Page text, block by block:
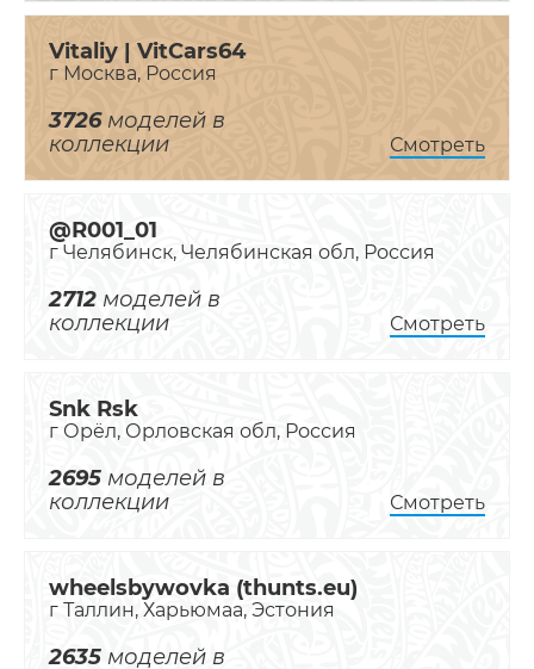
Vitaliy | VitCars64
г Москва, Россия
3726моделей в
коллекции
Смотреть
@R001_01
г Челябинск, Челябинская обл, Россия
2712 моделей в
коллекции
Смотреть
Snk Rsk
г Орёл, Орловская обл, Россия
2695 моделей в
коллекции
Смотреть
wheelsbywovka (thunts.eu)
г Таллин, Харьюмаа, Эстония
2635 моделей в